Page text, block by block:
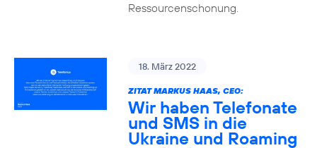
Ressourcenschonung.
18. März 2022
ZITAT MARKUS HAAS, CEO:
Wir haben Telefonate
und SMS in die
Ukraine und Roaming